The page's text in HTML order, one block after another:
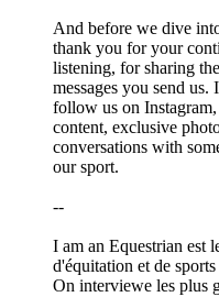
And before we dive
thank you for your
listening, for sharing
messages you send
follow us on
content, exclusive
conversations with
our sport.
--
I am an Equestrian est
d'équitation et de sports
On interviewe les plus